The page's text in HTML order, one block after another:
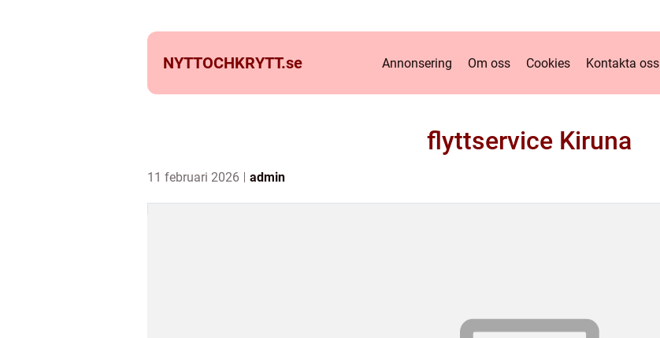
NYTTOCHKRYTT.se Annonsering Om oss Cookies Kontakta oss
flyttservice Kiruna
11 februari 2026 admin